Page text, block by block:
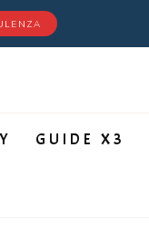
GUIDE X3